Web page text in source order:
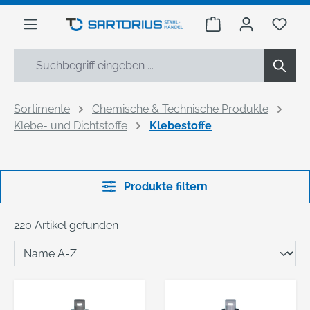
springen
Warenkorb Du
Sortimente
Chemische & Technische Produkte
Klebe- und Dichtstoffe
Klebestoffe
Produkte filtern
220 Artikel gefunden